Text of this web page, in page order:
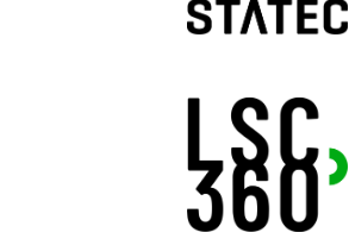
school or college student(EN)